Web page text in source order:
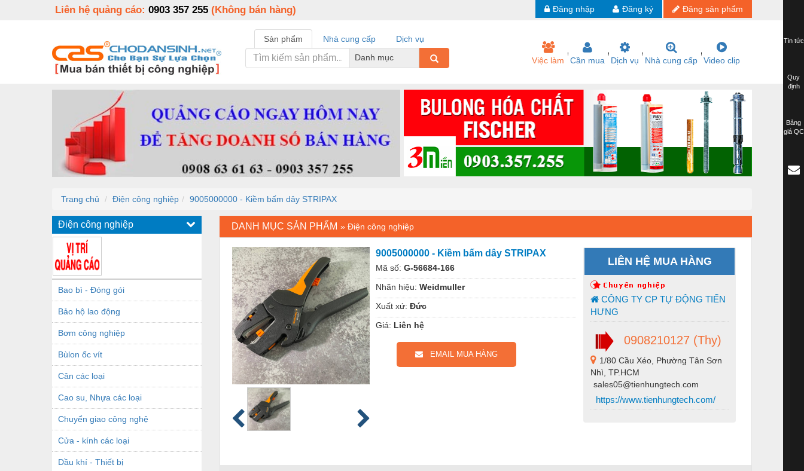
Liên hệ quảng cáo: 0903 357 255 (Không bán hàng) Đăng sản phẩm
Đăng ký
Đăng nhập
Sản phẩm Nhà cung cấp
Dịch vụ
Danh mục
Việc làm Cần mua Dịch vụ Nhà cung cấp Video clip
Trang chủ Điện công nghiệp 9005000000 - Kiềm bấm dây STRIPAX
Điện công nghiệp
Bao bì - Đóng gói
Bảo hộ lao động
Bơm công nghiệp
Bùlon ốc vít
Cân các loại
Cao su, Nhựa các loại
Chuyển giao công nghệ
Cửa - kính các loại
Dầu khí - Thiết bị
DANH MỤC SẢN PHẨM » Điện công nghiệp
9005000000 - Kiềm bấm dây STRIPAX
Mã số: G-56684-166
Nhãn hiệu: Weidmuller
Xuất xứ: Đức
Giá: Liên hệ
EMAIL MUA HÀNG
LIÊN HỆ MUA HÀNG
CÔNG TY CP TỰ ĐỘNG TIẾN
HƯNG
0908210127 (Thy)
1/80 Cầu Xéo, Phường Tân Sơn
Nhì, TP.HCM
sales05@tienhungtech.com
https://www.tienhungtech.com/
Tin tức
Quy
định
Bảng
giá QC